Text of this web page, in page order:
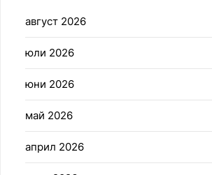
август 2026
юли 2026
юни 2026
май 2026
април 2026